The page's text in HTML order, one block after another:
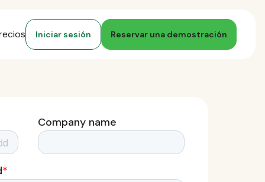
Iniciar sesión Reservar una demostración